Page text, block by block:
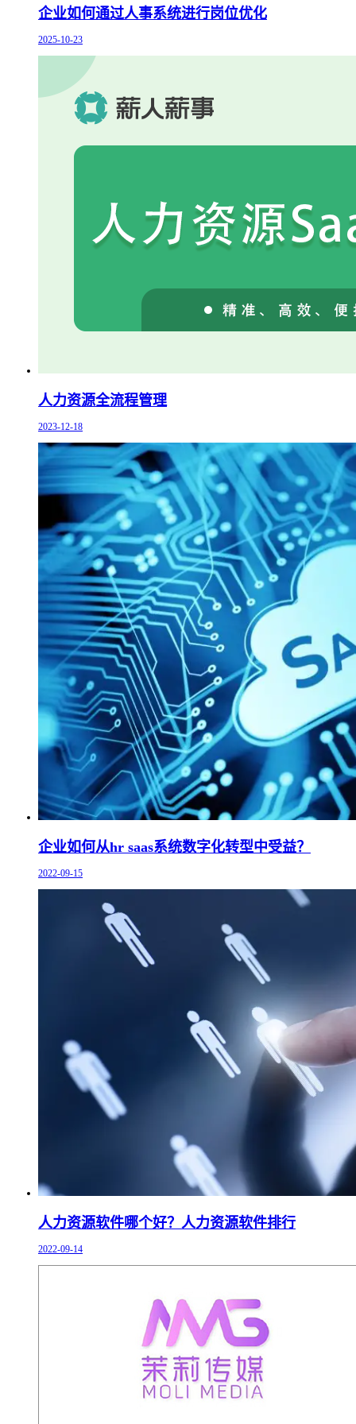
企业如何通过人事系统进行岗位优化
2025-10-23
人力资源全流程管理
2023-12-18
企业如何从hr saas系统数字化转型中受益？
2022-09-15
人力资源软件哪个好？人力资源软件排行
2022-09-14